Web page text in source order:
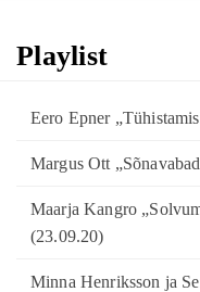
Playlist
Eero Epner
Margus Ott
Maarja Kangro
(23.09.20)
Minna Henriksson ja